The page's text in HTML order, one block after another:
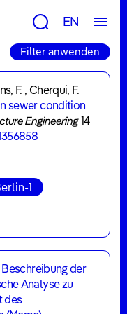
EN
Filter anwenden
F. , Cherqui, F.
sewer condition
Engineering14
1
is used since
evaluation. In
helpful to
However, the
Beschreibung der
Analyse zu
des